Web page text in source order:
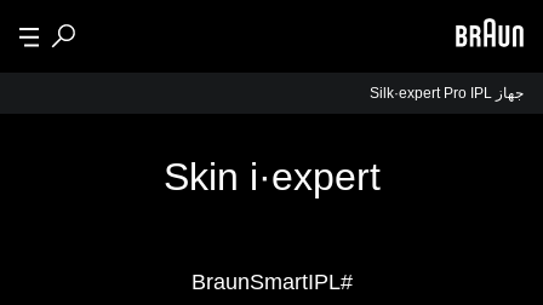
جهاز Silk·expert Pro IPL
Skin i·expert
#BraunSmartIPL